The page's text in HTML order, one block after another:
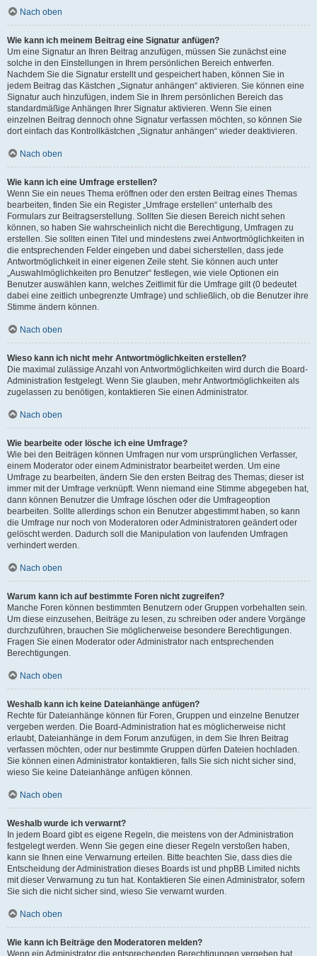
Nach oben
Wie kann ich meinem Beitrag eine Signatur anfügen?
Um eine Signatur an Ihren Beitrag anzufügen, müssen Sie zunächst eine
solche in den Einstellungen in Ihrem persönlichen Bereich entwerfen.
Nachdem Sie die Signatur erstellt und gespeichert haben, können Sie in
jedem Beitrag das Kästchen „Signatur anhängen“ aktivieren. Sie können eine
Signatur auch hinzufügen, indem Sie in Ihrem persönlichen Bereich das
standardmäßige Anhängen Ihrer Signatur aktivieren. Wenn Sie einen
einzelnen Beitrag dennoch ohne Signatur verfassen möchten, so können Sie
dort einfach das Kontrollkästchen „Signatur anhängen“ wieder deaktivieren.
Nach oben
Wie kann ich eine Umfrage erstellen?
Wenn Sie ein neues Thema eröffnen oder den ersten Beitrag eines Themas
bearbeiten, finden Sie ein Register „Umfrage erstellen“ unterhalb des
Formulars zur Beitragserstellung. Sollten Sie diesen Bereich nicht sehen
können, so haben Sie wahrscheinlich nicht die Berechtigung, Umfragen zu
erstellen. Sie sollten einen Titel und mindestens zwei Antwortmöglichkeiten in
die entsprechenden Felder eingeben und dabei sicherstellen, dass jede
Antwortmöglichkeit in einer eigenen Zeile steht. Sie können auch unter
„Auswahlmöglichkeiten pro Benutzer“ festlegen, wie viele Optionen ein
Benutzer auswählen kann, welches Zeitlimit für die Umfrage gilt (0 bedeutet
dabei eine zeitlich unbegrenzte Umfrage) und schließlich, ob die Benutzer ihre
Stimme ändern können.
Nach oben
Wieso kann ich nicht mehr Antwortmöglichkeiten erstellen?
Die maximal zulässige Anzahl von Antwortmöglichkeiten wird durch die Board-
Administration festgelegt. Wenn Sie glauben, mehr Antwortmöglichkeiten als
zugelassen zu benötigen, kontaktieren Sie einen Administrator.
Nach oben
Wie bearbeite oder lösche ich eine Umfrage?
Wie bei den Beiträgen können Umfragen nur vom ursprünglichen Verfasser,
einem Moderator oder einem Administrator bearbeitet werden. Um eine
Umfrage zu bearbeiten, ändern Sie den ersten Beitrag des Themas; dieser ist
immer mit der Umfrage verknüpft. Wenn niemand eine Stimme abgegeben hat,
dann können Benutzer die Umfrage löschen oder die Umfrageoption
bearbeiten. Sollte allerdings schon ein Benutzer abgestimmt haben, so kann
die Umfrage nur noch von Moderatoren oder Administratoren geändert oder
gelöscht werden. Dadurch soll die Manipulation von laufenden Umfragen
verhindert werden.
Nach oben
Warum kann ich auf bestimmte Foren nicht zugreifen?
Manche Foren können bestimmten Benutzern oder Gruppen vorbehalten sein.
Um diese einzusehen, Beiträge zu lesen, zu schreiben oder andere Vorgänge
durchzuführen, brauchen Sie möglicherweise besondere Berechtigungen.
Fragen Sie einen Moderator oder Administrator nach entsprechenden
Berechtigungen.
Nach oben
Weshalb kann ich keine Dateianhänge anfügen?
Rechte für Dateianhänge können für Foren, Gruppen und einzelne Benutzer
vergeben werden. Die Board-Administration hat es möglicherweise nicht
erlaubt, Dateianhänge in dem Forum anzufügen, in dem Sie Ihren Beitrag
verfassen möchten, oder nur bestimmte Gruppen dürfen Dateien hochladen.
Sie können einen Administrator kontaktieren, falls Sie sich nicht sicher sind,
wieso Sie keine Dateianhänge anfügen können.
Nach oben
Weshalb wurde ich verwarnt?
In jedem Board gibt es eigene Regeln, die meistens von der Administration
festgelegt werden. Wenn Sie gegen eine dieser Regeln verstoßen haben,
kann sie Ihnen eine Verwarnung erteilen. Bitte beachten Sie, dass dies die
Entscheidung der Administration dieses Boards ist und phpBB Limited nichts
mit dieser Verwarnung zu tun hat. Kontaktieren Sie einen Administrator, sofern
Sie sich die nicht sicher sind, wieso Sie verwarnt wurden.
Nach oben
Wie kann ich Beiträge den Moderatoren melden?
Wenn ein Administrator die entsprechenden Berechtigungen vergeben hat,